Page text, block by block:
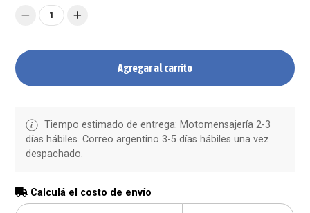
1
Agregar al carrito
Tiempo estimado de entrega: Motomensajería 2-3
días hábiles. Correo argentino 3-5 días hábiles una vez
despachado.
Calculá el costo de envío